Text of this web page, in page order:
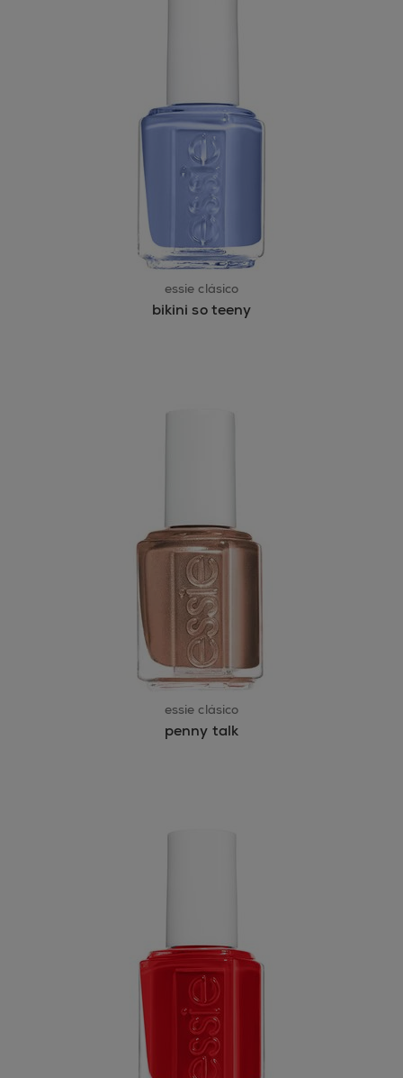
essie clásico
bikini so teeny
essie clásico
penny talk